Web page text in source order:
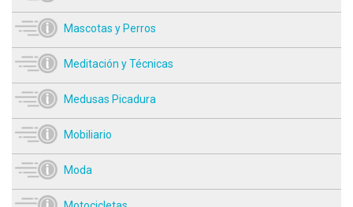
Mascotas y Perros
Meditación y Técnicas
Medusas Picadura
Mobiliario
Moda